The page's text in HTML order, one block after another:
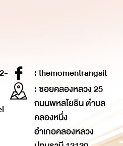
: themomentrangsit
: ซอยคลองหลวง 25
ถนนพหลโยธิน ตำบล
คลองหนึ่ง
อำเภอคลองหลวง